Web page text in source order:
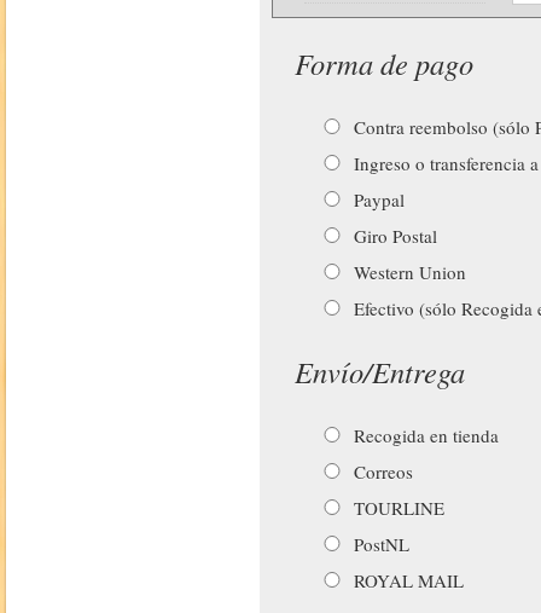
Forma de pago
Contra reembolso (sólo
Ingreso o transferencia
Paypal
Giro Postal
Western Union
Efectivo (sólo Recogida
Envío/Entrega
Recogida en tienda
Correos
TOURLINE
PostNL
ROYAL MAIL